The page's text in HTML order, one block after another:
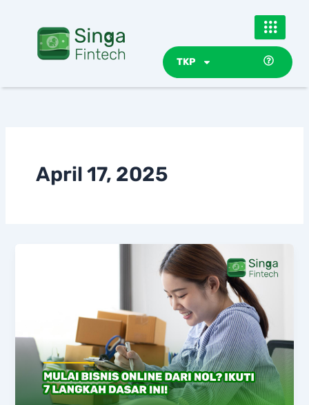
TKP
April 17, 2025